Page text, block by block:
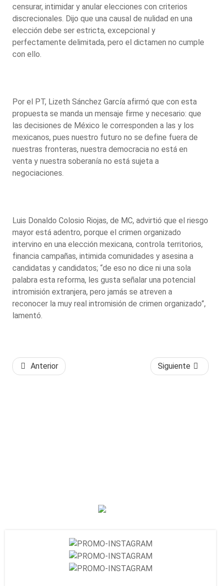
censurar, intimidar y anular elecciones con criterios
discrecionales. Dijo que una causal de nulidad en una
elección debe ser estricta, excepcional y
perfectamente delimitada, pero el dictamen no cumple
con ello.
Por el PT, Lizeth Sánchez García afirmó que con esta
propuesta se manda un mensaje firme y necesario: que
las decisiones de México le corresponden a las y los
mexicanos, pues nuestro futuro no se define fuera de
nuestras fronteras, nuestra democracia no está en
venta y nuestra soberanía no está sujeta a
negociaciones.
Luis Donaldo Colosio Riojas, de MC, advirtió que el riesgo
mayor está adentro, porque el crimen organizado
intervino en una elección mexicana, controla territorios,
financia campañas, intimida comunidades y asesina a
candidatas y candidatos; “de eso no dice ni una sola
palabra esta reforma, les gusta señalar una potencial
intromisión extranjera, pero jamás se atreven a
reconocer la muy real intromisión de crimen organizado”,
lamentó.
Anterior Siguiente